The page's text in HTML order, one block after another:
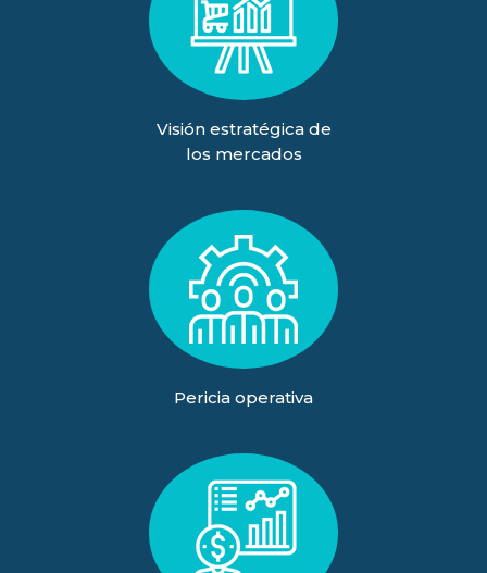
Visión estratégica de
los mercados
Pericia operativa